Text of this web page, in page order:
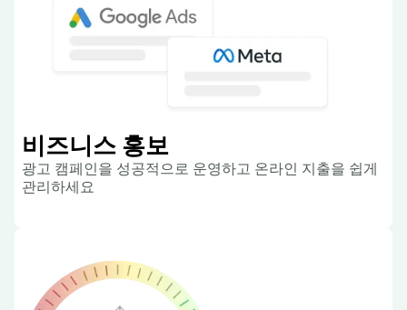
비즈니스 홍보
광고 캠페인을 성공적으로 운영하고 온라인 지출을 쉽게
관리하세요